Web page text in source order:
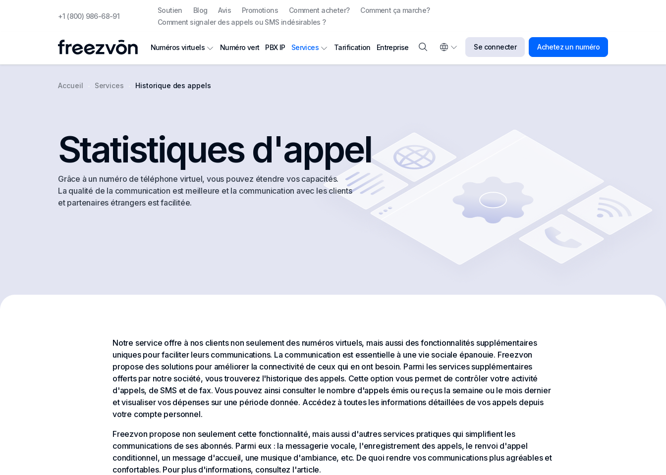
+1 (800) 986-68-91
Soutien Blog Avis Promotions Comment acheter?
Comment ça marche?
Comment signaler des appels ou SMS indésirables ?
Se connecter Achetez un numéro
Numéros virtuels Numéro vert PBX IP Services Tarification Entreprise
Accueil Services Historique des appels
Statistiques d'appel
Grâce à un numéro de téléphone virtuel, vous pouvez étendre vos capacités.
La qualité de la communication est meilleure et la communication avec les clients
et partenaires étrangers est facilitée.
Notre service offre à nos clients non seulement des numéros virtuels, mais aussi des fonctionnalités supplémentaires
uniques pour faciliter leurs communications. La communication est essentielle à une vie sociale épanouie. Freezvon
propose des solutions pour améliorer la connectivité de ceux qui en ont besoin. Parmi les services supplémentaires
offerts par notre société, vous trouverez l'historique des appels. Cette option vous permet de contrôler votre activité
d'appels, de SMS et de fax. Vous pouvez ainsi consulter le nombre d'appels émis ou reçus la semaine ou le mois dernier
et visualiser vos dépenses sur une période donnée. Accédez à toutes les informations détaillées de vos appels depuis
votre compte personnel.
Freezvon propose non seulement cette fonctionnalité, mais aussi d'autres services pratiques qui simplifient les
communications de ses abonnés. Parmi eux : la messagerie vocale, l'enregistrement des appels, le renvoi d'appel
conditionnel, un message d'accueil, une musique d'ambiance, etc. De quoi rendre vos communications plus agréables et
confortables. Pour plus d'informations, consultez l'article.